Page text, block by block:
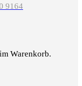
9164
Warenkorb.